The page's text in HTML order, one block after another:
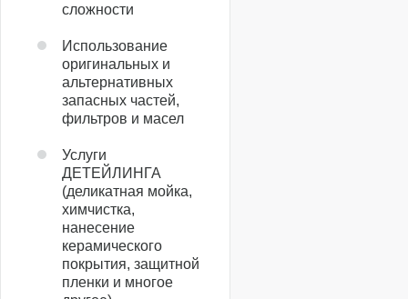
сложности
Использование
оригинальных и
альтернативных
запасных частей,
фильтров и масел
Услуги
ДЕТЕЙЛИНГА
(деликатная мойка,
химчистка,
нанесение
керамического
покрытия, защитной
пленки и многое